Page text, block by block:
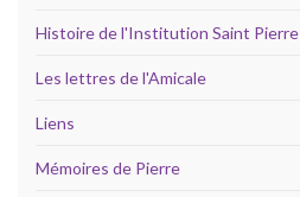
Histoire de l'Institution Saint Pierre
Les lettres de l'Amicale
Liens
Mémoires de Pierre